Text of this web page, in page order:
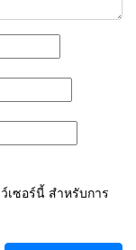
เซอร์นี้ สำหรับการ